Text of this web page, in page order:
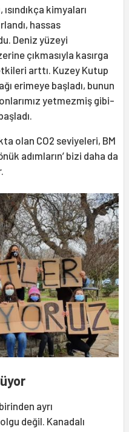
kimyaları
hassas
Deniz yüzeyi
çıkmasıyla kasırga
etkileri arttı. Kuzey Kutup
erimeye başladı, bunun
yetmezmiş gibi-
olan CO2 seviyeleri, BM
adımların’ bizi daha da
ayrı
değil. Kanadalı